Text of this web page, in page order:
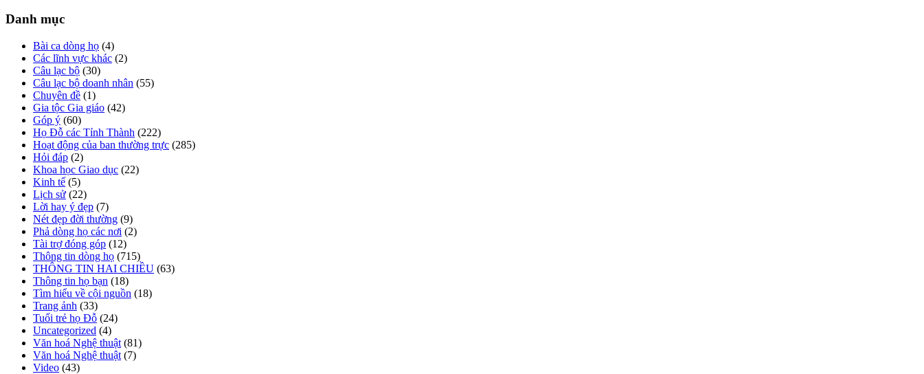
Danh mục
Bài ca dòng họ (4)
Các lĩnh vực khác (2)
Câu lạc bộ (30)
Câu lạc bộ doanh nhân (55)
Chuyên đề (1)
Gia tộc Gia giáo (42)
Góp ý (60)
Họ Đỗ các Tỉnh Thành (222)
Hoạt động của ban thường trực (285)
Hỏi đáp (2)
Khoa học Giao dục (22)
Kinh tế (5)
Lịch sử (22)
Lời hay ý đẹp (7)
Nét đẹp đời thường (9)
Phả dòng họ các nơi (2)
Tài trợ đóng góp (12)
Thông tin dòng họ (715)
THÔNG TIN HAI CHIỀU (63)
Thông tin họ bạn (18)
Tìm hiểu về cội nguồn (18)
Trang ảnh (33)
Tuổi trẻ họ Đỗ (24)
Uncategorized (4)
Văn hoá Nghệ thuật (81)
Văn hoá Nghệ thuật (7)
Video (43)